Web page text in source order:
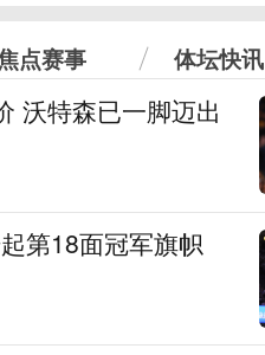
点赛事 体坛快讯
沃特森已一脚迈出
第18面冠军旗帜